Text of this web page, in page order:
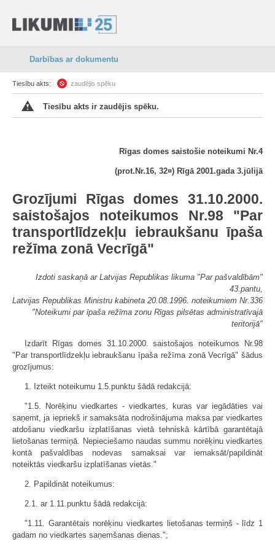
Darbības ar dokumentu
Tiesību akts: zaudējis spēku
Tiesību akts ir zaudējis spēku.
Rīgas domes saistošie noteikumi Nr.4
(prot.Nr.16, 32¤) Rīgā 2001.gada 3.jūlijā
Grozījumi Rīgas domes 31.10.2000.
saistošajos noteikumos Nr.98 "Par
transportlīdzekļu iebraukšanu īpaša
režīma zonā Vecrīgā"
Izdoti saskaņā ar Latvijas Republikas likuma "Par pašvaldībām"
43.pantu,
Latvijas Republikas Ministru kabineta 20.08.1996. noteikumiem Nr.336
"Noteikumi par īpaša režīma zonu Rīgas pilsētas administratīvajā
teritorijā"
Izdarīt Rīgas domes 31.10.2000. saistošajos noteikumos Nr.98
"Par transportlīdzekļu iebraukšanu īpaša režīma zonā Vecrīgā" šādus
grozījumus:
1. Izteikt noteikumu 1.5.punktu šādā redakcijā:
"1.5. Norēķinu viedkartes - viedkartes, kuras var iegādāties vai
saņemt, ja iepriekš ir samaksāta nodrošinājuma maksa par viedkartes
atdošanu viedkaršu izplatīšanas vietā tehniskā kārtībā garantētajā
lietošanas termiņā. Nepieciešamo naudas summu norēķinu viedkartes
kontā pašvaldības nodevas samaksai var iemaksāt/papildināt
noteiktās viedkaršu izplatīšanas vietās."
2. Papildināt noteikumus:
2.1. ar 1.11.punktu šādā redakcijā:
"1.11. Garantētais norēķinu viedkartes lietošanas termiņš - līdz 1
gadam no viedkartes saņemšanas dienas.";